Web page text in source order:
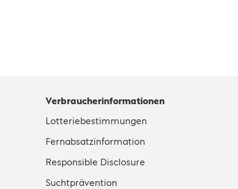
Verbraucherinformationen
Lotteriebestimmungen
Fernabsatzinformation
Responsible Disclosure
Suchtprävention